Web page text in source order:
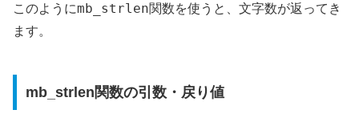
このようにmb_strlen関数を使うと、文字数が返ってき
ます。
mb_strlen関数の引数・戻り値